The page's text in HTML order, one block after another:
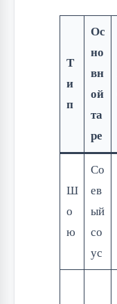
Т
и
п
Ос
но
вн
ой
та
ре
Ш
о
ю
Со
ев
ый
со
ус